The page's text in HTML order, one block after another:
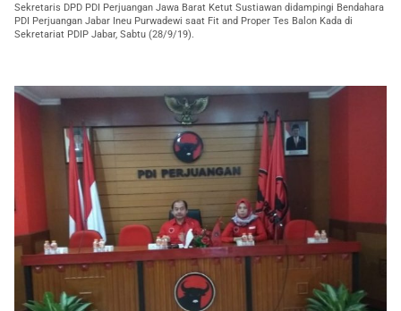
Sekretaris DPD PDI Perjuangan Jawa Barat Ketut Sustiawan didampingi Bendahara
PDI Perjuangan Jabar Ineu Purwadewi saat Fit and Proper Tes Balon Kada di
Sekretariat PDIP Jabar, Sabtu (28/9/19).